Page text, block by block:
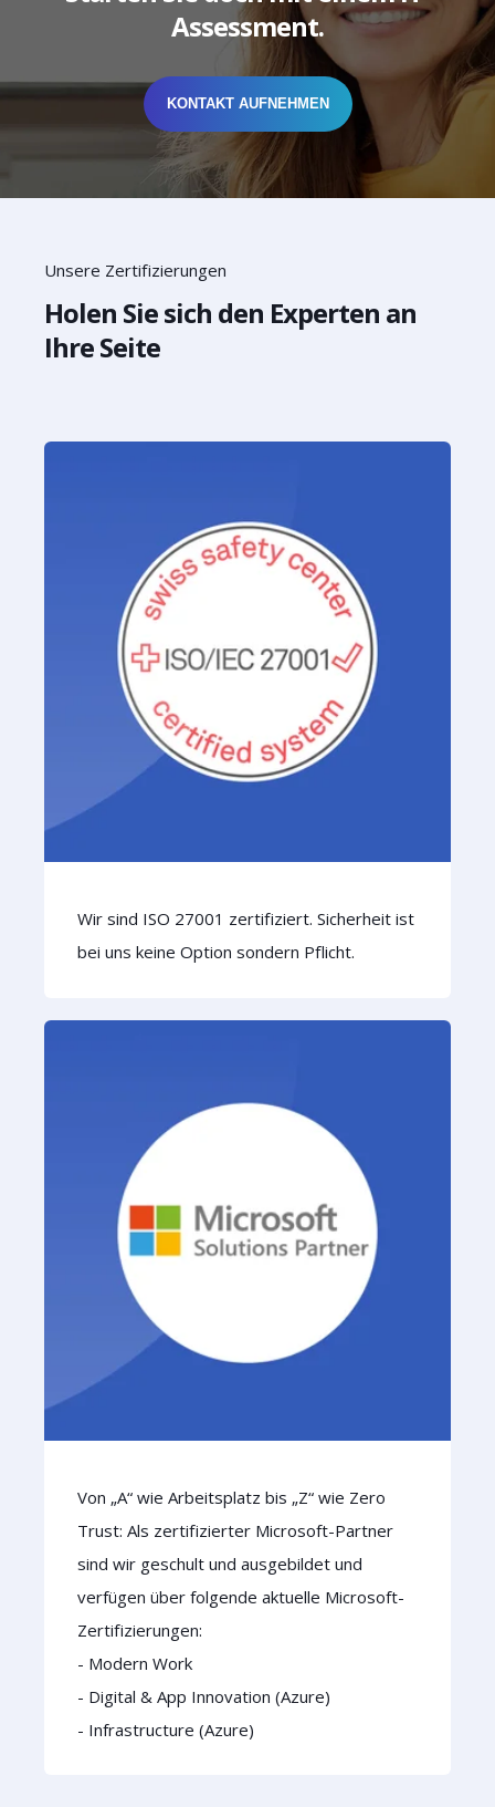
Assessment.
KONTAKT AUFNEHMEN
Unsere Zertifizierungen
Holen Sie sich den Experten an
Ihre Seite
Wir sind ISO 27001 zertifiziert. Sicherheit ist
bei uns keine Option sondern Pflicht.
Von „A“ wie Arbeitsplatz bis „Z“ wie Zero
Trust: Als zertifizierter Microsoft-Partner
sind wir geschult und ausgebildet und
verfügen über folgende aktuelle Microsoft-
Zertifizierungen:
- Modern Work
- Digital & App Innovation (Azure)
- Infrastructure (Azure)